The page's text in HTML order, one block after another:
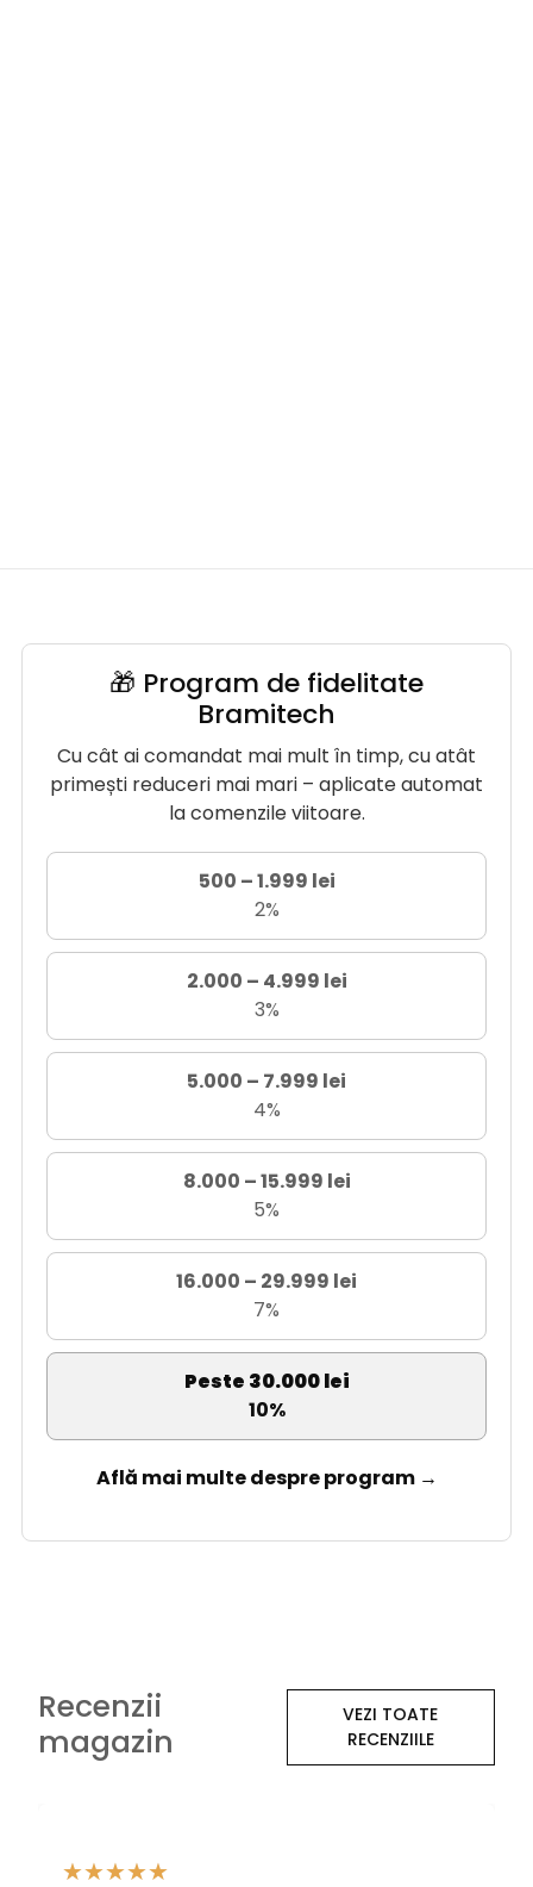
🎁 Program de fidelitate
Bramitech
Cu cât ai comandat mai mult în timp, cu atât
primești reduceri mai mari – aplicate automat
la comenzile viitoare.
500 – 1.999 lei
2%
2.000 – 4.999 lei
3%
5.000 – 7.999 lei
4%
8.000 – 15.999 lei
5%
16.000 – 29.999 lei
7%
Peste 30.000 lei
10%
Află mai multe despre program →
Recenzii
magazin
VEZI TOATE
RECENZIILE